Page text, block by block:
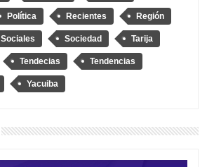
Política Recientes Región
Sociales Sociedad Tarija
Tendecias Tendencias
Yacuiba